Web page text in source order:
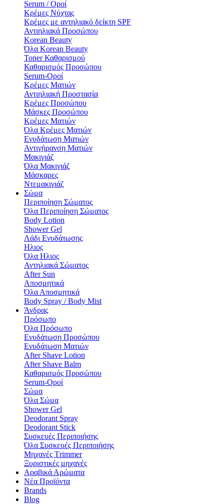
Serum / Οροί
Κρέμες Νύχτας
Κρέμες με αντηλιακό δείκτη SPF
Αντιηλιακά Προσώπου
Korean Beauty
Όλα Korean Beauty
Toner Καθαρισμού
Καθαρισμός Προσώπου
Serum-Οροί
Κρέμες Ματιών
Αντιηλιακή Προστασία
Κρέμες Προσώπου
Μάσκες Προσώπου
Κρέμες Ματιών
Όλα Κρέμες Ματιών
Ενυδάτωση Mατιών
Αντιγήρανση Ματιών
Μακιγιάζ
Όλα Μακιγιάζ
Μάσκαρες
Ντεμακιγιάζ
Σώμα
Περιποίηση Σώματος
Όλα Περιποίηση Σώματος
Body Lotion
Shower Gel
Λάδι Ενυδάτωσης
Hλιος
Όλα Hλιος
Αντηλιακά Σώματος
After Sun
Αποσμητικά
Όλα Αποσμητικά
Body Spray / Body Mist
Άνδρας
Πρόσωπο
Όλα Πρόσωπο
Ενυδάτωση Προσώπου
Ενυδάτωση Ματιών
After Shave Lotion
After Shave Balm
Καθαρισμός Προσώπου
Serum-Οροί
Σώμα
Όλα Σώμα
Shower Gel
Deodorant Spray
Deodorant Stick
Συσκευές Περιποιήσης
Όλα Συσκευές Περιποιήσης
Μηχανές Τrimmer
Ξυριστικές μηχανές
Αραβικά Αρώματα
Νέα Προϊόντα
Brands
Blog